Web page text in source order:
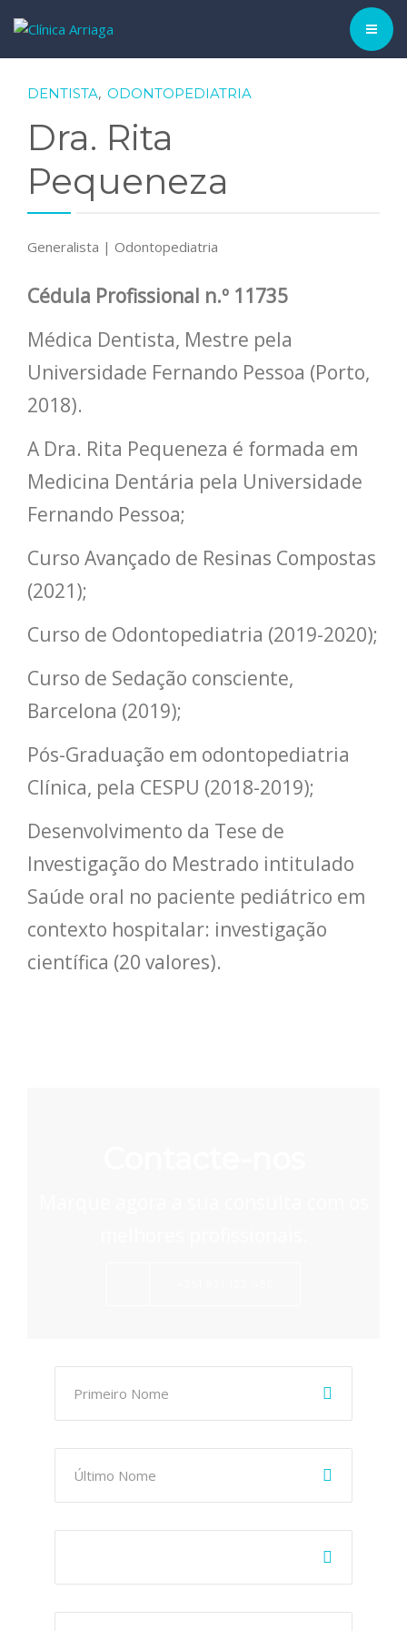
HISTÓRIA
EQUIPA
TRATAMENTOS
CASOS CLÍNICOS
BLOG
MARCAR CONSULTA
DENTISTA, ODONTOPEDIATRIA
Dra. Rita
Pequeneza
Generalista | Odontopediatria
Cédula Profissional n.º 11735
Médica Dentista, Mestre pela
Universidade Fernando Pessoa (Porto,
2018).
A Dra. Rita Pequeneza é formada em
Medicina Dentária pela Universidade
Fernando Pessoa;
Curso Avançado de Resinas Compostas
(2021);
Curso de Odontopediatria (2019-2020);
Curso de Sedação consciente,
Barcelona (2019);
Pós-Graduação em odontopediatria
Clínica, pela CESPU (2018-2019);
Desenvolvimento da Tese de
Investigação do Mestrado intitulado
Saúde oral no paciente pediátrico em
contexto hospitalar: investigação
científica (20 valores).